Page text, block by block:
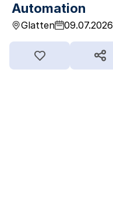
Automation
Glatten 09.07.2026